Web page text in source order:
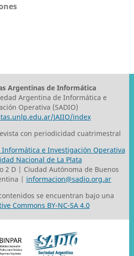
Argentinas de Informática
Argentina de Informática e
Operativa (SADIO)
JAIIO/index
con periodicidad cuatrimestral
e Investigación Operativa
Nacional de La Plata
2 D | Ciudad Autónoma de Buenos
| informacion@sadio.org.ar
se encuentran bajo una
Commons BY-NC-SA 4.0